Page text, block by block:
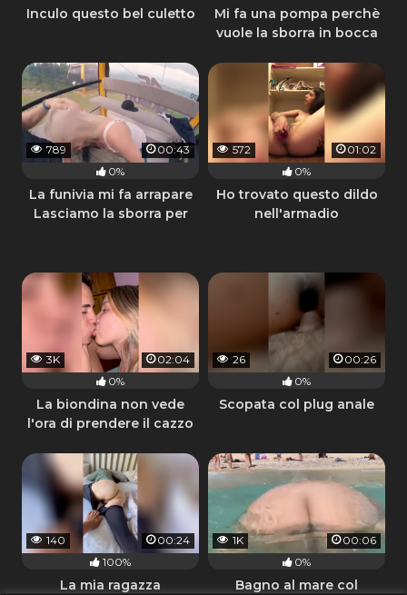
Inculo questo bel culetto
Mi fa una pompa perchè
vuole la sborra in bocca
789
00:43
0%
La funivia mi fa arrapare
Lasciamo la sborra per
572
01:02
0%
Ho trovato questo dildo
nell'armadio
3K
02:04
0%
La biondina non vede
l'ora di prendere il cazzo
26
00:26
0%
Scopata col plug anale
140
00:24
100%
La mia ragazza
1K
00:06
0%
Bagno al mare col